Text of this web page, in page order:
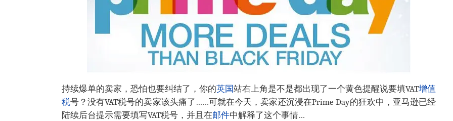
持续爆单的卖家，恐怕也要纠结了，你的英国站右上角是不是都出现了一个黄色提醒说要填VAT增值
税号？没有VAT税号的卖家该头痛了……可就在今天，卖家还沉浸在Prime Day的狂欢中，亚马逊已经
陆续后台提示需要填写VAT税号，并且在邮件中解释了这个事情…